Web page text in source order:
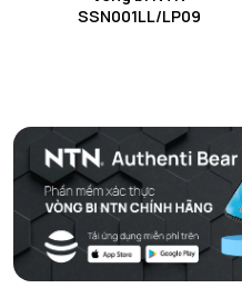
SSN001LL/LP09